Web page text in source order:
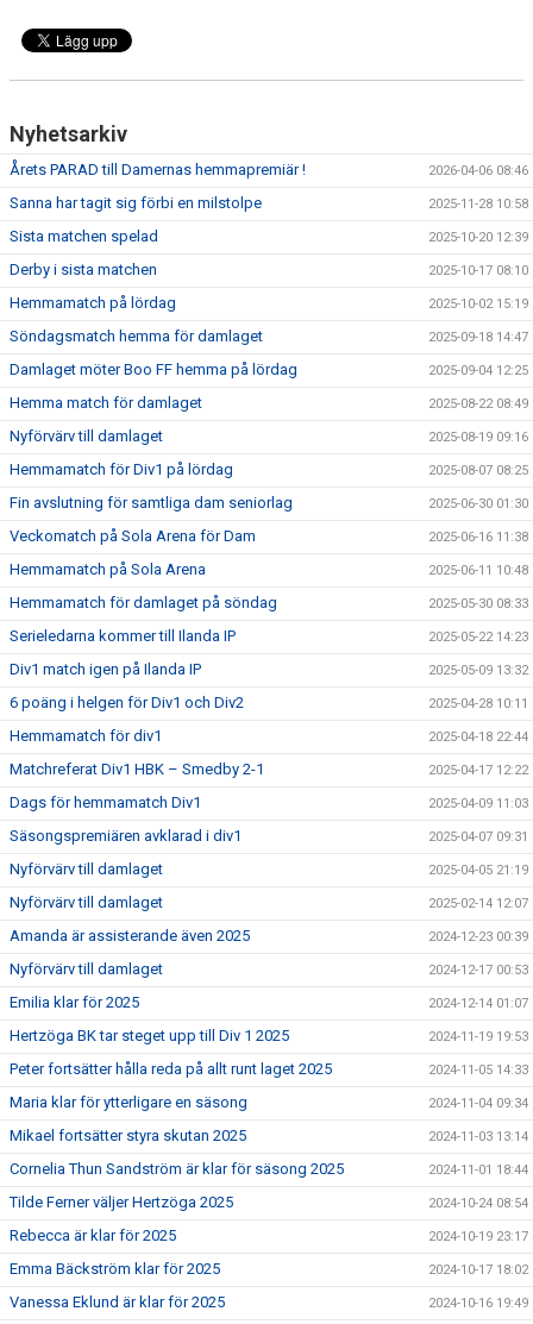
Nyhetsarkiv
Årets PARAD till Damernas hemmapremiär ! 2026-04-06 08:46
Sanna har tagit sig förbi en milstolpe 2025-11-28 10:58
Sista matchen spelad 2025-10-20 12:39
Derby i sista matchen 2025-10-17 08:10
Hemmamatch på lördag 2025-10-02 15:19
Söndagsmatch hemma för damlaget 2025-09-18 14:47
Damlaget möter Boo FF hemma på lördag 2025-09-04 12:25
Hemma match för damlaget 2025-08-22 08:49
Nyförvärv till damlaget 2025-08-19 09:16
Hemmamatch för Div1 på lördag 2025-08-07 08:25
Fin avslutning för samtliga dam seniorlag 2025-06-30 01:30
Veckomatch på Sola Arena för Dam 2025-06-16 11:38
Hemmamatch på Sola Arena 2025-06-11 10:48
Hemmamatch för damlaget på söndag 2025-05-30 08:33
Serieledarna kommer till Ilanda IP 2025-05-22 14:23
Div1 match igen på Ilanda IP 2025-05-09 13:32
6 poäng i helgen för Div1 och Div2 2025-04-28 10:11
Hemmamatch för div1 2025-04-18 22:44
Matchreferat Div1 HBK – Smedby 2-1 2025-04-17 12:22
Dags för hemmamatch Div1 2025-04-09 11:03
Säsongspremiären avklarad i div1 2025-04-07 09:31
Nyförvärv till damlaget 2025-04-05 21:19
Nyförvärv till damlaget 2025-02-14 12:07
Amanda är assisterande även 2025 2024-12-23 00:39
Nyförvärv till damlaget 2024-12-17 00:53
Emilia klar för 2025 2024-12-14 01:07
Hertzöga BK tar steget upp till Div 1 2025 2024-11-19 19:53
Peter fortsätter hålla reda på allt runt laget 2025 2024-11-05 14:33
Maria klar för ytterligare en säsong 2024-11-04 09:34
Mikael fortsätter styra skutan 2025 2024-11-03 13:14
Cornelia Thun Sandström är klar för säsong 2025 2024-11-01 18:44
Tilde Ferner väljer Hertzöga 2025 2024-10-24 08:54
Rebecca är klar för 2025 2024-10-19 23:17
Emma Bäckström klar för 2025 2024-10-17 18:02
Vanessa Eklund är klar för 2025 2024-10-16 19:49